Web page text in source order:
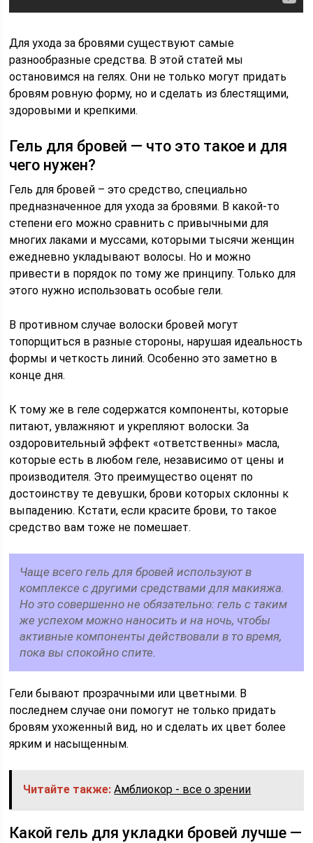
Для ухода за бровями существуют самые
разнообразные средства. В этой статей мы
остановимся на гелях. Они не только могут придать
бровям ровную форму, но и сделать из блестящими,
здоровыми и крепкими.
Гель для бровей — что это такое и для
чего нужен?
Гель для бровей – это средство, специально
предназначенное для ухода за бровями. В какой-то
степени его можно сравнить с привычными для
многих лаками и муссами, которыми тысячи женщин
ежедневно укладывают волосы. Но и можно
привести в порядок по тому же принципу. Только для
этого нужно использовать особые гели.
В противном случае волоски бровей могут
топорщиться в разные стороны, нарушая идеальность
формы и четкость линий. Особенно это заметно в
конце дня.
К тому же в геле содержатся компоненты, которые
питают, увлажняют и укрепляют волоски. За
оздоровительный эффект «ответственны» масла,
которые есть в любом геле, независимо от цены и
производителя. Это преимущество оценят по
достоинству те девушки, брови которых склонны к
выпадению. Кстати, если красите брови, то такое
средство вам тоже не помешает.
Чаще всего гель для бровей используют в
комплексе с другими средствами для макияжа.
Но это совершенно не обязательно: гель с таким
же успехом можно наносить и на ночь, чтобы
активные компоненты действовали в то время,
пока вы спокойно спите.
Гели бывают прозрачными или цветными. В
последнем случае они помогут не только придать
бровям ухоженный вид, но и сделать их цвет более
ярким и насыщенным.
Читайте также: Амблиокор - все о зрении
Какой гель для укладки бровей лучше —